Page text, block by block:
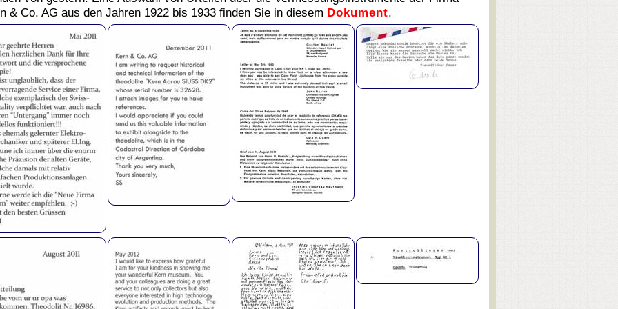
& Co. AG aus den Jahren 1922 bis 1933 finden Sie in diesem Dokument.